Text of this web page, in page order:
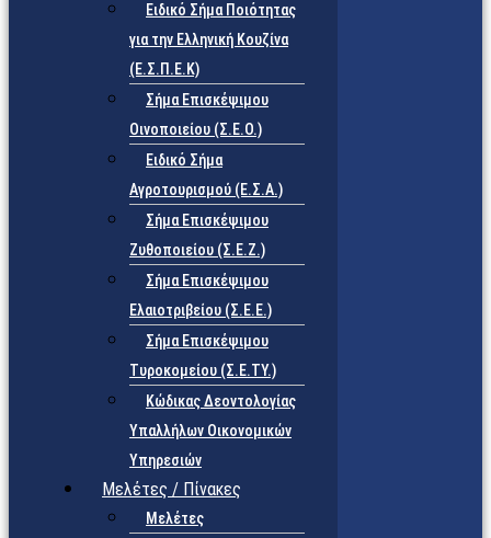
Ειδικό Σήμα Ποιότητας
για την Ελληνική Κουζίνα
(Ε.Σ.Π.Ε.Κ)
Σήμα Επισκέψιμου
Οινοποιείου (Σ.Ε.Ο.)
Ειδικό Σήμα
Αγροτουρισμού (Ε.Σ.Α.)
Σήμα Επισκέψιμου
Ζυθοποιείου (Σ.Ε.Ζ.)
Σήμα Επισκέψιμου
Ελαιοτριβείου (Σ.Ε.Ε.)
Σήμα Επισκέψιμου
Τυροκομείου (Σ.Ε.TY.)
Κώδικας Δεοντολογίας
Υπαλλήλων Οικονομικών
Υπηρεσιών
Μελέτες / Πίνακες
Μελέτες